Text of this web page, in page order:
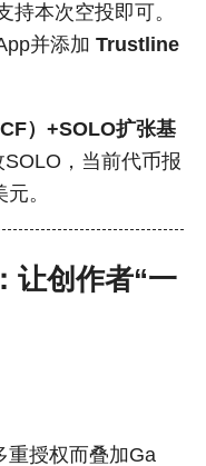
持本次空投即可。
并添加 Trustline
）+SOLO扩张基
，当前代币报
。
让创作者“一
重授权而叠加Ga